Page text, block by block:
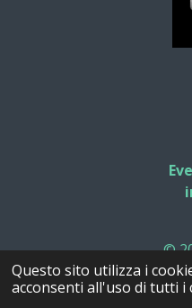
Questo sito utilizza i
acconsenti all'uso di tutti i
©